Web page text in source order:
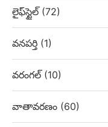
లైఫ్‌స్టైల్ (72)
వనపర్తి (1)
వరంగల్ (10)
వాతావరణం (60)